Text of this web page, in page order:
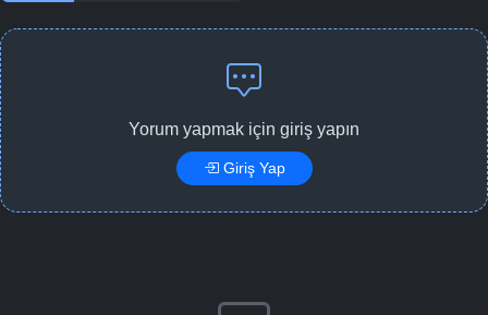
Yorum yapmak için giriş yapın
Giriş Yap